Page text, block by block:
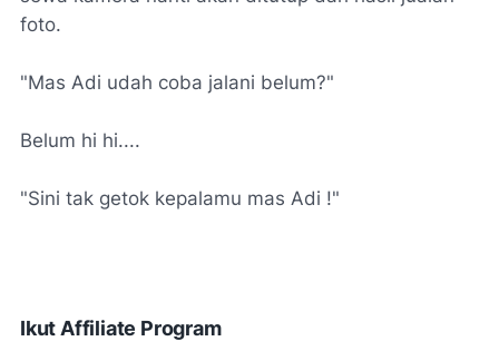
foto.
"Mas Adi udah coba jalani belum?"
Belum hi hi....
"Sini tak getok kepalamu mas Adi !"
Ikut Affiliate Program